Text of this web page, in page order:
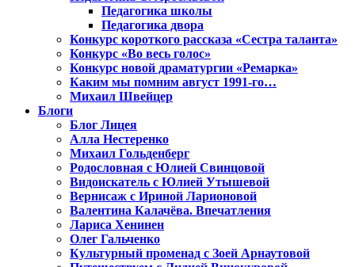
Педагогика школы
Педагогика двора
Конкурс короткого рассказа «Сестра таланта»
Конкурс «Во весь голос»
Конкурс новой драматургии «Ремарка»
Каким мы помним август 1991-го…
Михаил Швейцер
Блоги
Блог Лицея
Алла Нестеренко
Михаил Гольденберг
Родословная с Юлией Свинцовой
Видоискатель с Юлией Утышевой
Вернисаж с Ириной Ларионовой
Валентина Калачёва. Впечатления
Лариса Хенинен
Олег Гальченко
Культурный променад с Зоей Арнаутовой